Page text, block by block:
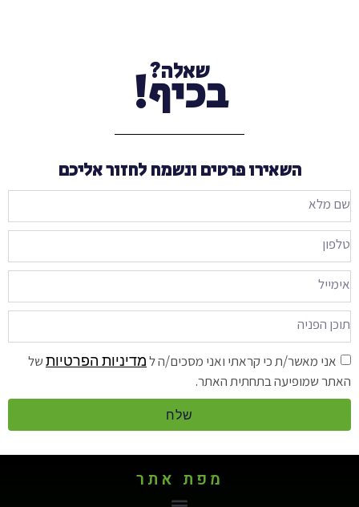
שאלה?
בכיף!
השאירו פרטים ונשמח לחזור אליכם
אני מאשר/ת כי קראתי ואני מסכים/ה למדיניות הפרטיותשל
האתר שמופיעה בתחתית האתר.
שלח
מפת אתר